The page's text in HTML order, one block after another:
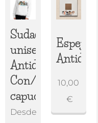
Sudadera
unisex
Antidepresivos
Con/Sin
capucha
Desde
Espejo
10,00
€